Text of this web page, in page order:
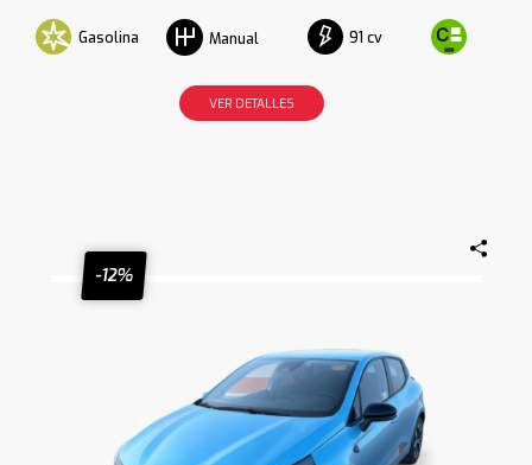
Gasolina Manual 91 cv
VER DETALLES
-12%